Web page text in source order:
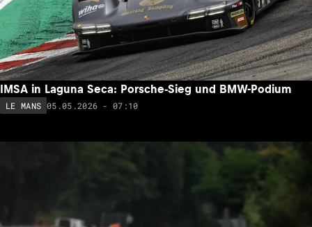
IMSA in Laguna Seca: Porsche-Sieg und BMW-Podium
LE MANS 05.05.2026 - 07:10